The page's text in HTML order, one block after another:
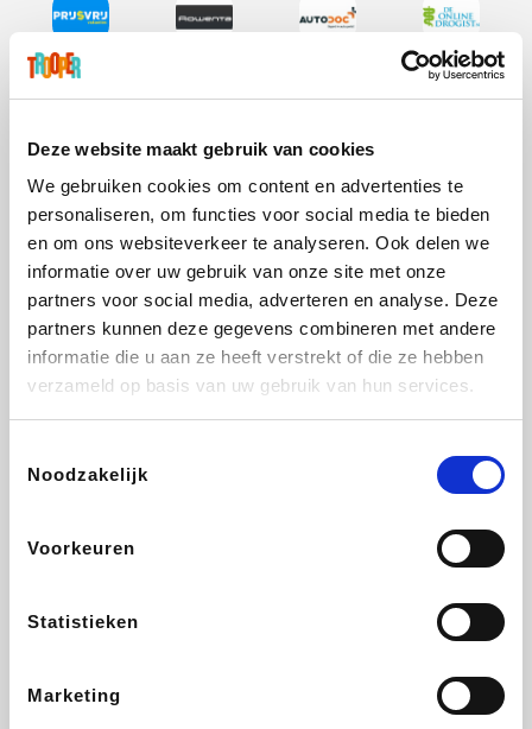
Deze website maakt gebruik van cookies
We gebruiken cookies om content en advertenties te
personaliseren, om functies voor social media te bieden
en om ons websiteverkeer te analyseren. Ook delen we
informatie over uw gebruik van onze site met onze
partners voor social media, adverteren en analyse. Deze
partners kunnen deze gegevens combineren met andere
informatie die u aan ze heeft verstrekt of die ze hebben
verzameld op basis van uw gebruik van hun services.
Noodzakelijk
Voorkeuren
Statistieken
Marketing
Prijsvrij De Online Drogist
Vidaxl Lampenlicht.be Adidas Hotels.com
DectDirect
Brussels Airlines
ZEB Get Your Guide